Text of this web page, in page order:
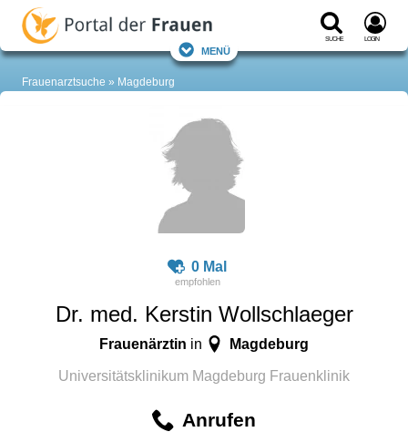
Suche Login
Menü
Frauenarztsuche Magdeburg
0 Mal
Dr. med. Kerstin Wollschlaeger
Frauenärztin in Magdeburg
Universitätsklinikum Magdeburg Frauenklinik
Anrufen